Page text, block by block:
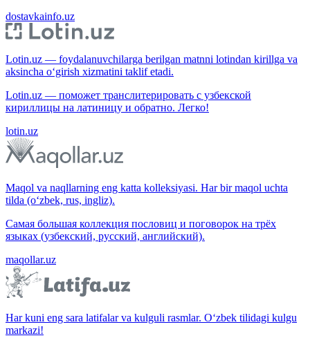
dostavkainfo.uz
Lotin.uz — foydalanuvchilarga berilgan matnni lotindan kirillga va
aksincha o‘girish xizmatini taklif etadi.
Lotin.uz — поможет транслитерировать с узбекской
кириллицы на латиницу и обратно. Легко!
lotin.uz
Maqol va naqllarning eng katta kolleksiyasi. Har bir maqol uchta
tilda (o‘zbek, rus, ingliz).
Самая большая коллекция пословиц и поговорок на трёх
языках (узбекский, русский, английский).
maqollar.uz
Har kuni eng sara latifalar va kulguli rasmlar. O‘zbek tilidagi kulgu
markazi!